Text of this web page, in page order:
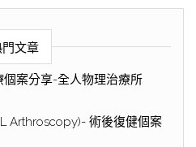
門文章
案分享-全人物理治療所
Arthroscopy)- 術後復健個案